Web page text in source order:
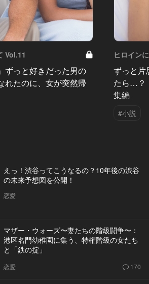
Vol.11
ずっと好きだった男の
れたのに、女が突然帰
ヒロイン
ずっと片
たら…？
集編
#小説
えっ！渋谷ってこうなるの？10年後の渋谷
の未来予想図を公開！
恋愛
マザー・ウォーズ〜妻たちの階級闘争〜：
港区名門幼稚園に集う、特権階級の女たち
と「鉄の掟」
恋愛 170